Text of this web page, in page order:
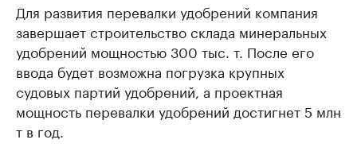
Для развития перевалки удобрений компания
завершает строительство склада минеральных
удобрений мощностью 300 тыс. т. После его
ввода будет возможна погрузка крупных
судовых партий удобрений, а проектная
мощность перевалки удобрений достигнет 5 млн
т в год.